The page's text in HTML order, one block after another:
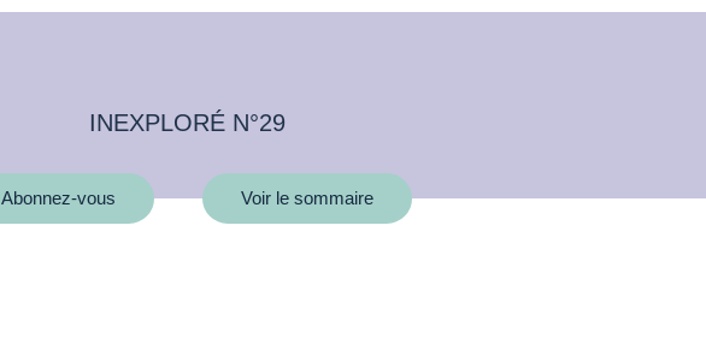
INEXPLORÉ N°29
Abonnez-vous Voir le sommaire